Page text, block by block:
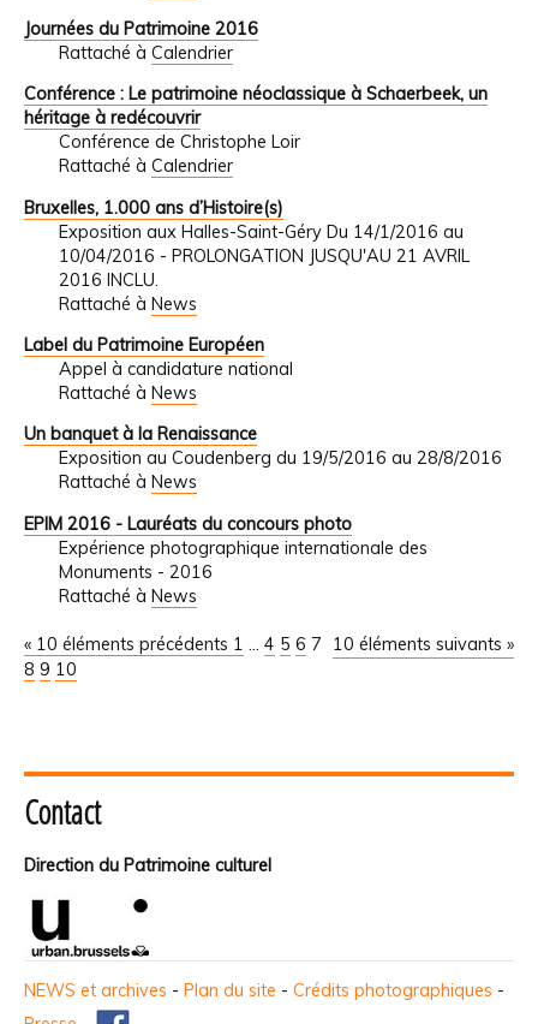
Journées du Patrimoine 2016
Rattaché à Calendrier
Conférence : Le patrimoine néoclassique à Schaerbeek, un
héritage à redécouvrir
Conférence de Christophe Loir
Rattaché à Calendrier
Bruxelles, 1.000 ans d’Histoire(s)
Exposition aux Halles-Saint-Géry Du 14/1/2016 au
10/04/2016 - PROLONGATION JUSQU'AU 21 AVRIL
2016 INCLU.
Rattaché à News
Label du Patrimoine Européen
Appel à candidature national
Rattaché à News
Un banquet à la Renaissance
Exposition au Coudenberg du 19/5/2016 au 28/8/2016
Rattaché à News
EPIM 2016 - Lauréats du concours photo
Expérience photographique internationale des
Monuments - 2016
Rattaché à News
« 10 éléments précédents 10 éléments suivants »
1 ... 4 5 6 7
8 9 10
Contact
Direction du Patrimoine culturel
NEWS et archives - Plan du site - Crédits photographiques -